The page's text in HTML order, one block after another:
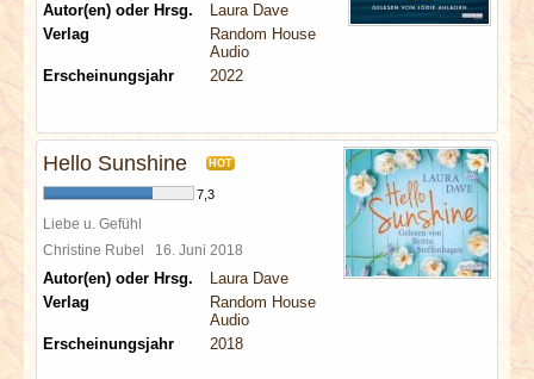
LINKS
Autor(en) oder Hrsg.
Laura Dave
Verlag
Random House
Audio
Erscheinungsjahr
2022
Hello Sunshine HOT
7,3
Liebe u. Gefühl
Christine Rubel 16. Juni 2018
Autor(en) oder Hrsg.
Laura Dave
Verlag
Random House
Audio
Erscheinungsjahr
2018